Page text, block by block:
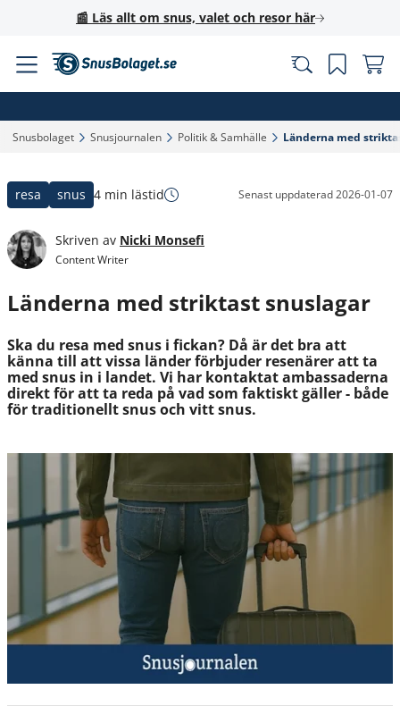
📰 Läs allt om snus, valet och resor här
Snusbolaget‎ Snusjournalen‎ Politik & Samhälle‎ Länderna med
resa snus 4 min lästid Senast uppdaterad2026-01-07
Skriven av Nicki Monsefi
Content Writer
Länderna med striktast snuslagar
Ska du resa med snus i fickan? Då är det bra att
känna till att vissa länder förbjuder resenärer att ta
med snus in i landet. Vi har kontaktat ambassaderna
direkt för att ta reda på vad som faktiskt gäller - både
för traditionellt snus och vitt snus.